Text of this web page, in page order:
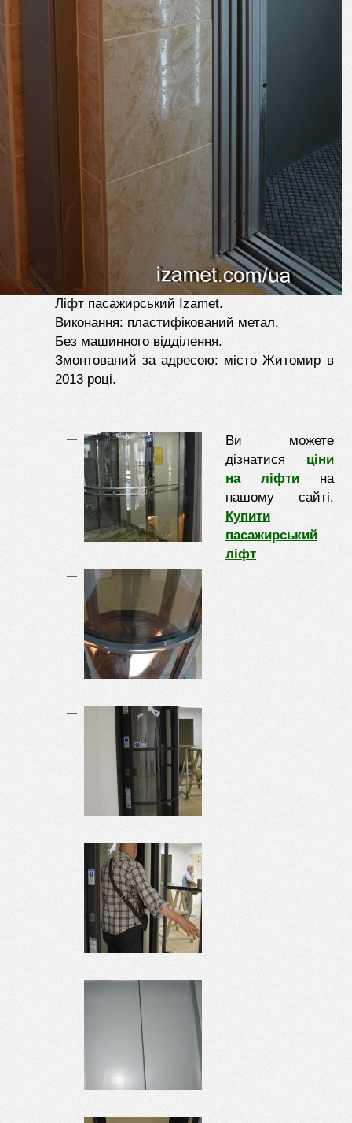
Ліфт пасажирський Izamet.
Виконання: пластифікований метал.
Без машинного відділення.
Змонтований за адресою: місто Житомир в
2013 році.
Ви можете
дізнатися ціни
на ліфтина
нашому сайті.
Купити
пасажирський
ліфт